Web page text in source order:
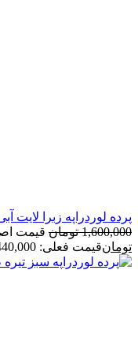
لوردراپه زبرا لایت آبی
تومان قیمت اصلی: 1,600,000
قیمت فعلی: 1,440,000 تومان.